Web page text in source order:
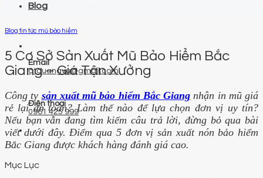
Email
qtquangvu@gmail.com
Điện thoại
0961 425 999
Blog
Blog tin tức mũ bảo hiểm
5 Cơ Sở Sản Xuất Mũ Bảo Hiểm Bắc
Giang – Giá Tận Xưởng
Công ty sản xuất mũ bảo hiểm Bắc Giang nhận in mũ giá
rẻ lại an toàn? Làm thế nào để lựa chọn đơn vị uy tín?
Nếu bạn vẫn đang tìm kiếm câu trả lời, đừng bỏ qua bài
viết dưới đây. Điểm qua 5 đơn vị sản xuất nón bảo hiểm
Bắc Giang được khách hàng đánh giá cao.
Mục Lục